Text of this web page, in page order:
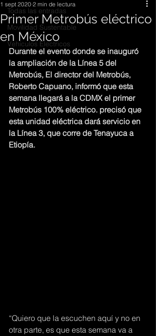
Todas las entradas
Movilidad Sustentable
Vehiculos Electricos
Primer Metrobús eléctrico
en México
1 sept 2020 2 min de lectura
Durante el evento donde se inauguró
la ampliación de la Línea 5 del
Metrobús, El director del Metrobús,
Roberto Capuano, informó que esta
semana llegará a la CDMX el primer
Metrobús 100% eléctrico. precisó que
esta unidad eléctrica dará servicio en
la Línea 3, que corre de Tenayuca a
Etiopía.
“Quiero que la escuchen aquí y no en
otra parte, es que esta semana va a